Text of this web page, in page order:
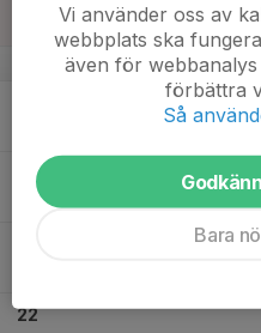
20
22
Vi använder oss av
webbplats ska
även för
förbättra
Så
Bara